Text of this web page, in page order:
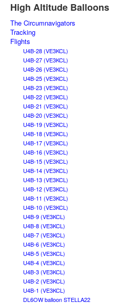
High Altitude Balloons
The Circumnavigators
Tracking
Flights
U4B-28 (VE3KCL)
U4B-27 (VE3KCL)
U4B-26 (VE3KCL)
U4B-25 (VE3KCL)
U4B-23 (VE3KCL)
U4B-22 (VE3KCL)
U4B-21 (VE3KCL)
U4B-20 (VE3KCL)
U4B-19 (VE3KCL)
U4B-18 (VE3KCL)
U4B-17 (VE3KCL)
U4B-16 (VE3KCL)
U4B-15 (VE3KCL)
U4B-14 (VE3KCL)
U4B-13 (VE3KCL)
U4B-12 (VE3KCL)
U4B-11 (VE3KCL)
U4B-10 (VE3KCL)
U4B-9 (VE3KCL)
U4B-8 (VE3KCL)
U4B-7 (VE3KCL)
U4B-6 (VE3KCL)
U4B-5 (VE3KCL)
U4B-4 (VE3KCL)
U4B-3 (VE3KCL)
U4B-2 (VE3KCL)
U4B-1 (VE3KCL)
DL6OW balloon STELLA22